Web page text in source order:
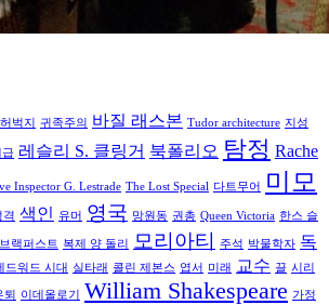
허벅지 귀족주의 바질 래스본 Tudor architecture 지성
급 레슬리 S. 클링거 북폴리오 탐정 Rache
Inspector G. Lestrade The Lost Special 다트무어 미모
격 색인 유머 영국 망원동 권총 Queen Victoria 한스 슬
랙퍼스트 복제 양 돌리 모리아티 주석 박물학자 독
드워드 시대 실타래 콜린 제본스 엽서 미래 교수 끌 시리
퇴 이데올로기 William Shakespeare 가정